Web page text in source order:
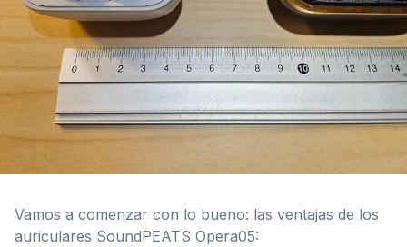
Vamos a comenzar con lo bueno: las ventajas de los
auriculares SoundPEATS Opera05: